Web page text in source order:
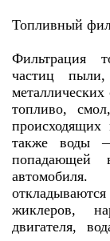
Топливный
Фильтрация
частиц
металлических
топливо,
происходящих
также воды
попадающей
жиклеров,
двигателя,